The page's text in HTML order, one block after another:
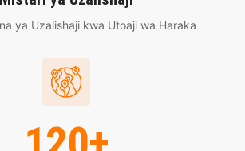
ya Uzalishaji kwa Utoaji wa Haraka